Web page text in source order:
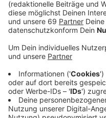
wird zu einem späteren
Anzeige
Anzeige
Der 59 Jahre alte